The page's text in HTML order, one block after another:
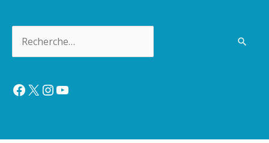
Facebook
X Instagram
YouTube